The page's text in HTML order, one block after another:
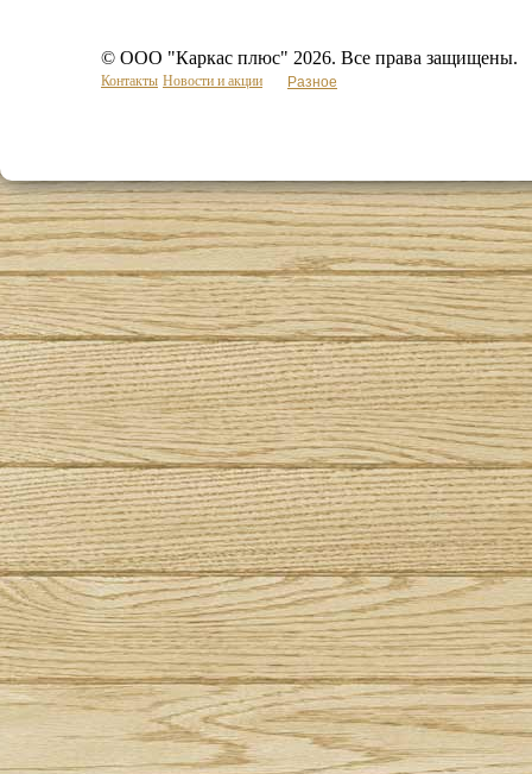
© ООО "Каркас плюс" 2026. Все права защищены.
Контакты Новости и акции Разное